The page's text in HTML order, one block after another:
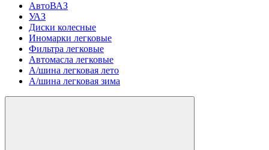
АвтоВАЗ
УАЗ
Диски колесные
Иномарки легковые
Фильтра легковые
Автомасла легковые
А/шина легковая лето
А/шина легковая зима